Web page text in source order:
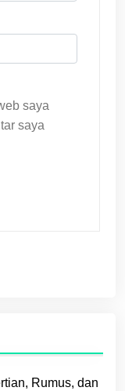
saya
saya
Rumus, dan